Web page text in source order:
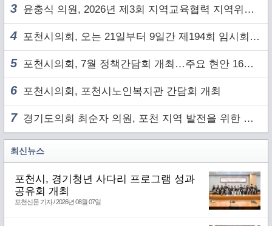
3 윤충식 의원, 2026년 제3회 지역교육협력 지역위원회 주재
4 포천시의회, 오는 21일부터 9일간 제194회 임시회 개회
5 포천시의회, 7월 정책간담회 개최…주요 현안 16건 점검
6 포천시의회, 포천시노인복지관 간담회 개최
7경기도의회 최순자 의원, 포천 지역 발전을 위한 정담회 개최
최신뉴스
포천시, 경기청년 사다리 프로그램 성과
공유회 개최
포천신문 기자 / 2026년 08월 07일